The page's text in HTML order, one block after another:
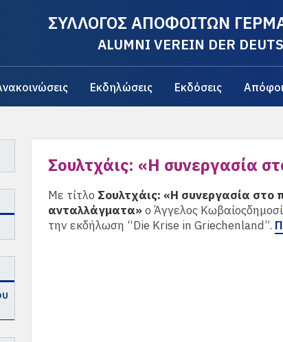
ΣΥΛΛΟΓΟΣ ΑΠΟΦΟΙΤΩΝ
ALUMNI VEREIN DER
Εκδηλώσεις Εκδόσεις
Σουλτχάις: «Η συνεργασία
Με τίτλο Σουλτχάις: «Η συνεργασία στο
ανταλλάγματα» ο Άγγελος
την εκδήλωση “Die Krise in Griechenland”.